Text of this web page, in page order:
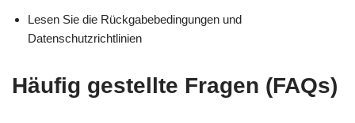
Lesen Sie die Rückgabebedingungen und
Datenschutzrichtlinien
Häufig gestellte Fragen (FAQs)